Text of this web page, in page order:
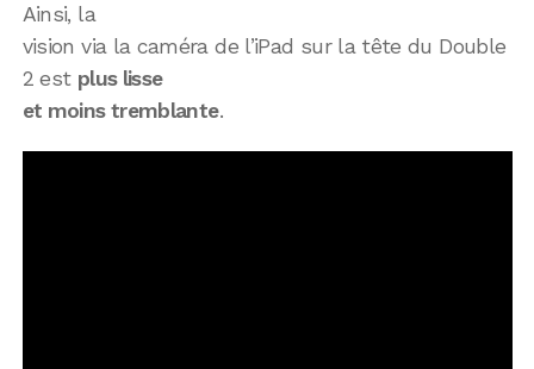
Ainsi, la
vision via la caméra de l’iPad sur la tête du Double
2 est plus lisse
et moins tremblante.